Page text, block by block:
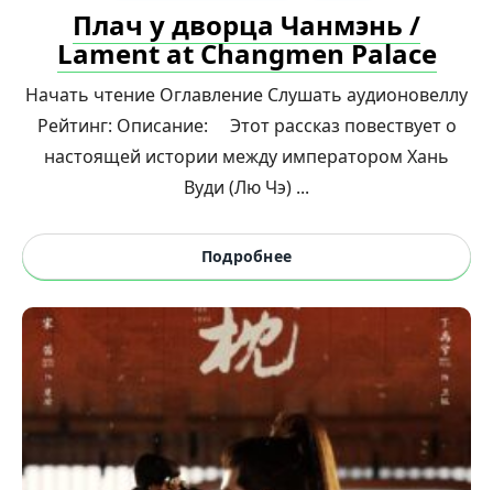
Плач у дворца Чанмэнь /
Lament at Changmen Palace
Начать чтение Оглавление Слушать аудионовеллу
Рейтинг: Описание: Этот рассказ повествует о
настоящей истории между императором Хань
Вуди (Лю Чэ) ...
Подробнее